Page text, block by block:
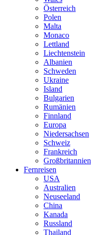
Österreich
Polen
Malta
Monaco
Lettland
Liechtenstein
Albanien
Schweden
Ukraine
Island
Bulgarien
Rumänien
Finnland
Europa
Niedersachsen
Schweiz
Frankreich
Großbritannien
Fernreisen
USA
Australien
Neuseeland
China
Kanada
Russland
Thailand